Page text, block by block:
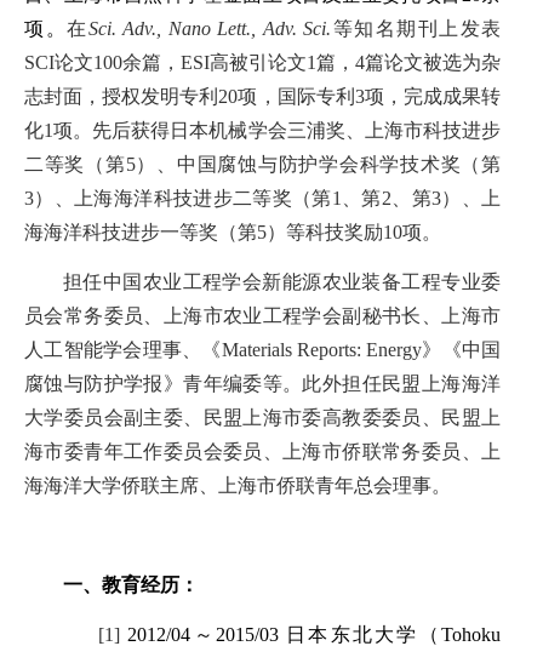
项。 在Sci. Adv., Nano Lett., Adv. Sci.等知名期刊上发表
SCI论文100余篇， ESI高被引论文1篇 ， 4篇论文被选为杂
志封面，授权发明专利 20项，国际专利 3项，完成成果转
化1项。 先后获得日本机械学会三浦奖、上海市科技进步
二等奖（第5）、中国腐蚀与防护学会科学技术奖（第
3）、上海海洋科技进步二等奖（第1 、第2 、第3）、上
海海洋科技进步一等奖（第5）等科技奖励10项。
担任中国农业工程学会新能源农业装备工程专业委
员会常务委员、上海市农业工程学会副秘书长、上海市
人工智能学会理事、《Materials Reports: Energy》《中国
腐蚀与防护学报》青年编委等。此外担任民盟上海海洋
大学委员会副主委、民盟上海市委高教委委员、民盟上
海市委青年工作委员会委员、上海市侨联常务委员、上
海海洋大学侨联主席、上海市侨联青年总会理事。
一、教育经历：
[1] 2012/04 ～ 2015/03 日本东北大学（Tohoku